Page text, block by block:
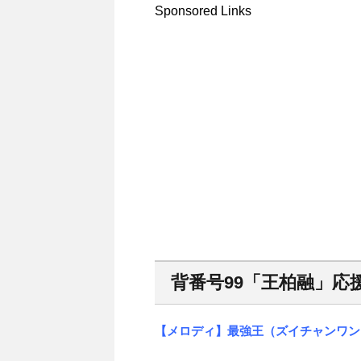
Sponsored Links
背番号99「王柏融」応
【メロディ】最強王（ズイチャンワン